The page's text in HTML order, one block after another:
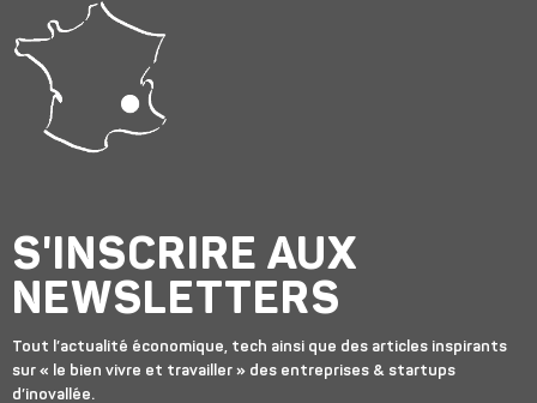
S'INSCRIRE AUX
NEWSLETTERS
Tout l’actualité économique, tech ainsi que des articles inspirants
sur « le bien vivre et travailler » des entreprises & startups
d’inovallée.